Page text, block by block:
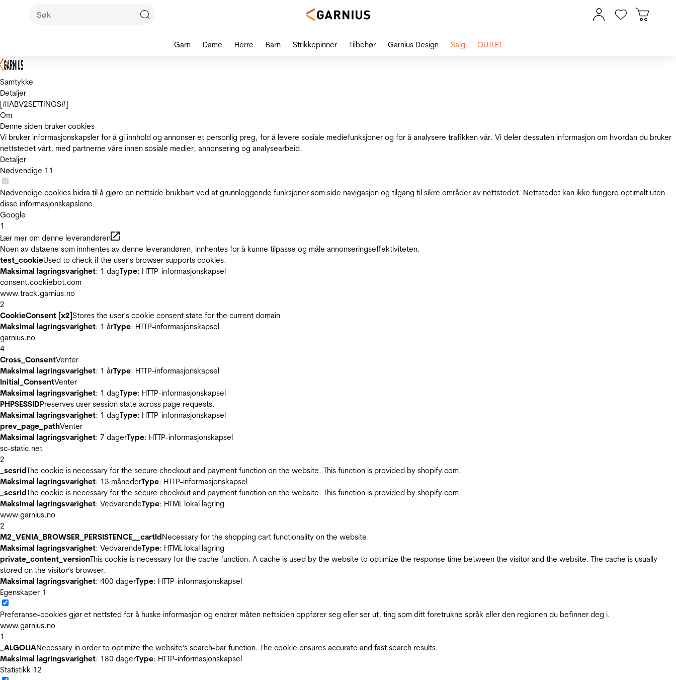
Samtykke
Detaljer
[#IABV2SETTINGS#]
Om
Denne siden bruker cookies
Vi bruker informasjonskapsler for å gi innhold og annonser et personlig preg, for å levere sosiale mediefunksjoner og for å analysere trafikken vår. Vi deler dessuten informasjon om hvordan du bruker
nettstedet vårt, med partnerne våre innen sosiale medier, annonsering og analysearbeid.
Detaljer
Nødvendige 11
Nødvendige cookies bidra til å gjøre en nettside brukbart ved at grunnleggende funksjoner som side navigasjon og tilgang til sikre områder av nettstedet. Nettstedet kan ikke fungere optimalt uten
disse informasjonskapslene.
Google
1
Lær mer om denne leverandøren
Noen av dataene som innhentes av denne leverandøren, innhentes for å kunne tilpasse og måle annonseringseffektiviteten.
test_cookieUsed to check if the user's browser supports cookies.
Maksimal lagringsvarighet: 1 dagType: HTTP-informasjonskapsel
consent.cookiebot.com
www.track.garnius.no
2
CookieConsent [x2]Stores the user's cookie consent state for the current domain
Maksimal lagringsvarighet: 1 årType: HTTP-informasjonskapsel
garnius.no
4
Cross_ConsentVenter
Maksimal lagringsvarighet: 1 årType: HTTP-informasjonskapsel
Initial_ConsentVenter
Maksimal lagringsvarighet: 1 dagType: HTTP-informasjonskapsel
PHPSESSIDPreserves user session state across page requests.
Maksimal lagringsvarighet: 1 dagType: HTTP-informasjonskapsel
prev_page_pathVenter
Maksimal lagringsvarighet: 7 dagerType: HTTP-informasjonskapsel
sc-static.net
2
_scsridThe cookie is necessary for the secure checkout and payment function on the website. This function is provided by shopify.com.
Maksimal lagringsvarighet: 13 månederType: HTTP-informasjonskapsel
_scsridThe cookie is necessary for the secure checkout and payment function on the website. This function is provided by shopify.com.
Maksimal lagringsvarighet: VedvarendeType: HTML lokal lagring
www.garnius.no
2
M2_VENIA_BROWSER_PERSISTENCE__cartIdNecessary for the shopping cart functionality on the website.
Maksimal lagringsvarighet: VedvarendeType: HTML lokal lagring
private_content_versionThis cookie is necessary for the cache function. A cache is used by the website to optimize the response time between the visitor and the website. The cache is usually
stored on the visitor’s browser.
Maksimal lagringsvarighet: 400 dagerType: HTTP-informasjonskapsel
Egenskaper 1
Preferanse-cookies gjør et nettsted for å huske informasjon og endrer måten nettsiden oppfører seg eller ser ut, ting som ditt foretrukne språk eller den regionen du befinner deg i.
www.garnius.no
1
_ALGOLIANecessary in order to optimize the website's search-bar function. The cookie ensures accurate and fast search results.
Maksimal lagringsvarighet: 180 dagerType: HTTP-informasjonskapsel
Statistikk 12
Garn Dame Herre Barn Strikkepinner Tilbehør Garnius Design Salg OUTLET